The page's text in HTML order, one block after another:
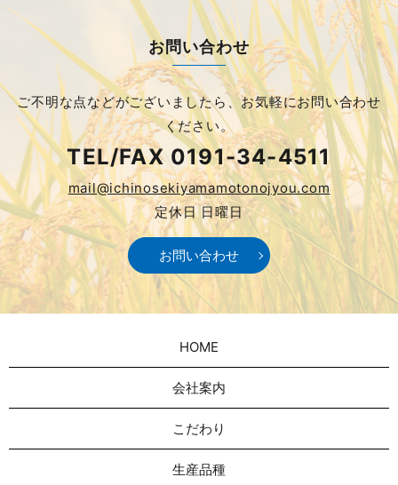
お問い合わせ
ご不明な点などがございましたら、お気軽にお問い合わせ
ください。
TEL/FAX 0191-34-4511
mail@ichinosekiyamamotonojyou.com
定休日 日曜日
お問い合わせ
HOME
会社案内
こだわり
生産品種